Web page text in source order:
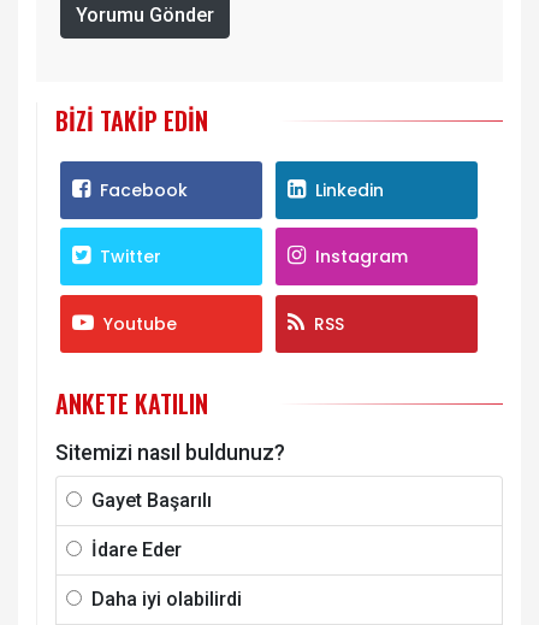
Yorumu Gönder
BIZI TAKIP EDIN
Facebook Linkedin
Twitter Instagram
Youtube RSS
ANKETE KATILIN
Sitemizi nasıl buldunuz?
Gayet Başarılı
İdare Eder
Daha iyi olabilirdi